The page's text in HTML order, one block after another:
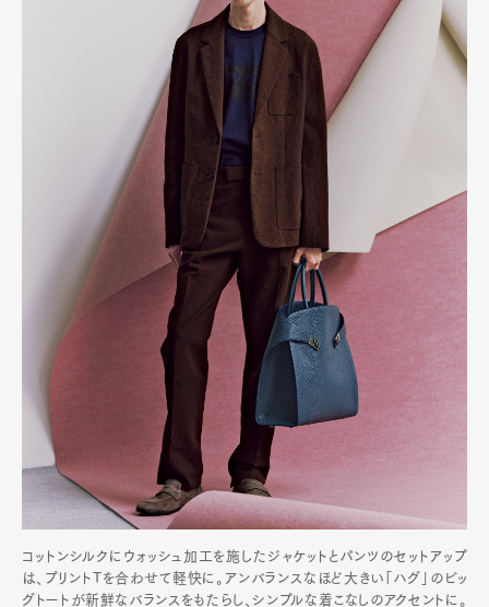
コットンシルクにウォッシュ加工を施したジャケットとパンツのセットアップ
は、プリントTを合わせて軽快に。アンバランスなほど大きい「ハグ」のビッ
グトートが新鮮なバランスをもたらし、シンプルな着こなしのアクセントに。